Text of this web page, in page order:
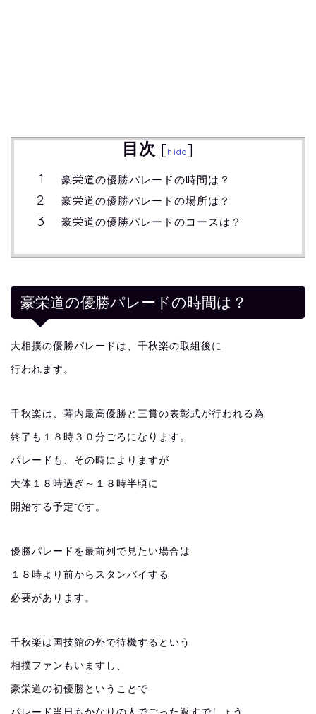
目次 [hide]
豪栄道の優勝パレードの時間は？
豪栄道の優勝パレードの場所は？
豪栄道の優勝パレードのコースは？
豪栄道の優勝パレードの時間は？
大相撲の優勝パレードは、千秋楽の取組後に
行われます。
千秋楽は、幕内最高優勝と三賞の表彰式が行われる為
終了も１８時３０分ごろになります。
パレードも、その時によりますが
大体１８時過ぎ～１８時半頃に
開始する予定です。
優勝パレードを最前列で見たい場合は
１８時より前からスタンバイする
必要があります。
千秋楽は国技館の外で待機するという
相撲ファンもいますし、
豪栄道の初優勝ということで